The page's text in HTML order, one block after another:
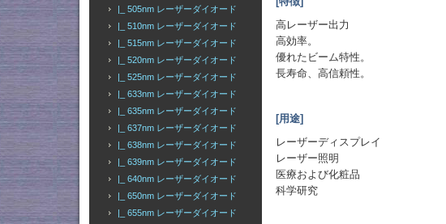
|_ 505nm レーザーダイオード
|_ 510nm レーザーダイオード
|_ 515nm レーザーダイオード
|_ 520nm レーザーダイオード
|_ 525nm レーザーダイオード
|_ 633nm レーザーダイオード
|_ 635nm レーザーダイオード
|_ 637nm レーザーダイオード
|_ 638nm レーザーダイオード
|_ 639nm レーザーダイオード
|_ 640nm レーザーダイオード
|_ 650nm レーザーダイオード
|_ 655nm レーザーダイオード
高レーザー出力
高効率。
優れたビーム特性。
長寿命、高信頼性。
[用途]
レーザーディスプレイ
レーザー照明
医療および化粧品
科学研究